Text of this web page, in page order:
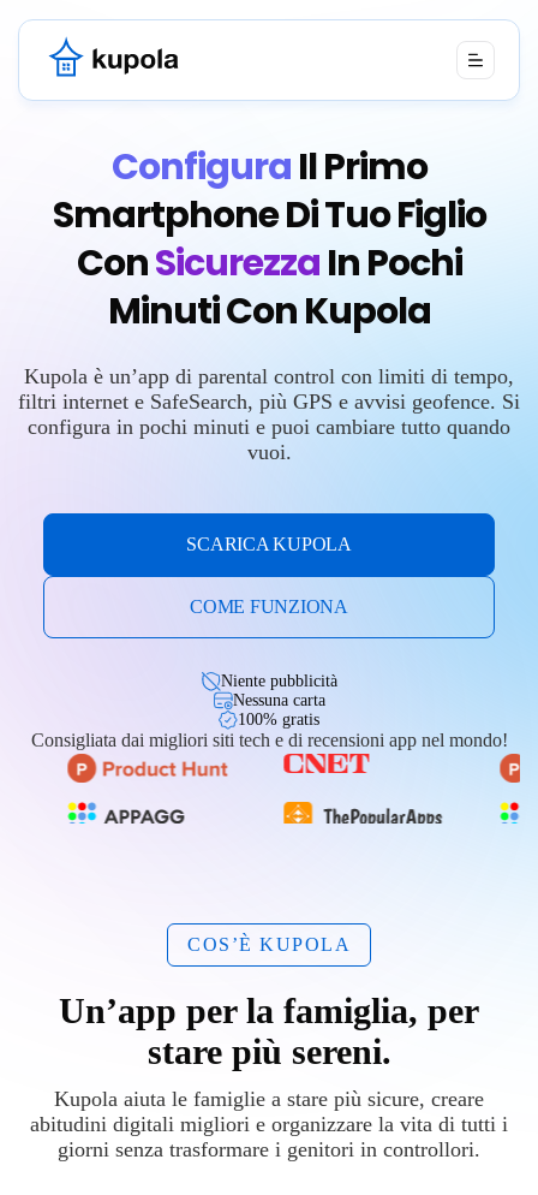
ConfiguraIl Primo
Smartphone Di Tuo Figlio
ConSicurezzaIn Pochi
Minuti Con Kupola
Kupola è un’app di parental control con limiti di tempo,
filtri internet e SafeSearch, più GPS e avvisi geofence. Si
configura in pochi minuti e puoi cambiare tutto quando
vuoi.
SCARICA KUPOLA
COME FUNZIONA
Niente pubblicità
Nessuna carta
100% gratis
Consigliata dai migliori siti tech e di recensioni app nel mondo!
COS’È KUPOLA
Un’app per la famiglia, per
stare più sereni.
Kupola aiuta le famiglie a stare più sicure, creare
abitudini digitali migliori e organizzare la vita di tutti i
giorni senza trasformare i genitori in controllori.